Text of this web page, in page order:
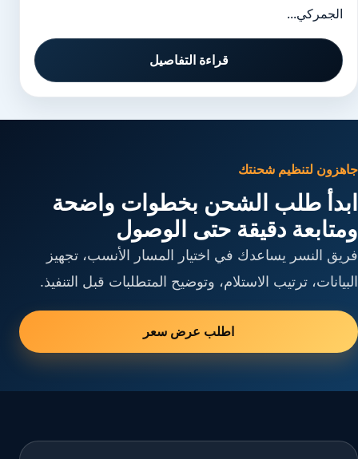
الجمركي...
قراءة التفاصيل
جاهزون لتنظيم شحنتك
ابدأ طلب الشحن بخطوات واضحة
ومتابعة دقيقة حتى الوصول
فريق النسر يساعدك في اختيار المسار الأنسب، تجهيز
البيانات، ترتيب الاستلام، وتوضيح المتطلبات قبل التنفيذ.
اطلب عرض سعر